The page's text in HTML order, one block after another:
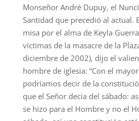
Monseñor André Dupuy, el
Santidad que precedió al actual.
misa por el alma de Keyla
víctimas de la masacre de la
diciembre de 2002), dijo el
hombre de iglesia: “Con el
podríamos decir de la
que el Señor decía del sábado:
se hizo para el Hombre y no el